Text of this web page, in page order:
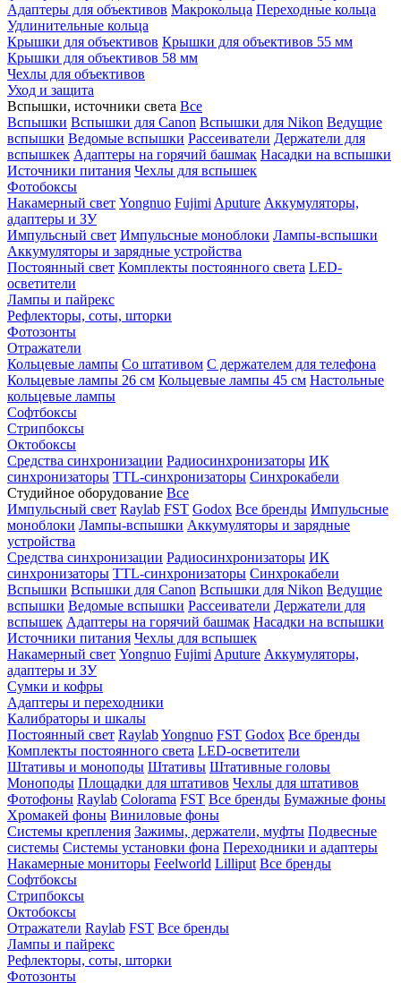
Адаптеры для объективов Макрокольца Переходные кольца
Удлинительные кольца
Крышки для объективов Крышки для объективов 55 мм
Крышки для объективов 58 мм
Чехлы для объективов
Уход и защита
Вспышки, источники света Все
Вспышки Вспышки для Canon Вспышки для Nikon Ведущие
вспышки Ведомые вспышки Рассеиватели Держатели для
вспышкек Адаптеры на горячий башмак Насадки на вспышки
Источники питания Чехлы для вспышек
Фотобоксы
Накамерный свет Yongnuo Fujimi Aputure Аккумуляторы,
адаптеры и ЗУ
Импульсный свет Импульсные моноблоки Лампы-вспышки
Аккумуляторы и зарядные устройства
Постоянный свет Комплекты постоянного света LED-
осветители
Лампы и пайрекс
Рефлекторы, соты, шторки
Фотозонты
Отражатели
Кольцевые лампы Со штативом С держателем для телефона
Кольцевые лампы 26 см Кольцевые лампы 45 см Настольные
кольцевые лампы
Софтбоксы
Стрипбоксы
Октобоксы
Средства синхронизации Радиосинхронизаторы ИК
синхронизаторы TTL-синхронизаторы Синхрокабели
Студийное оборудование Все
Импульсный свет Raylab FST Godox Все бренды Импульсные
моноблоки Лампы-вспышки Аккумуляторы и зарядные
устройства
Средства синхронизации Радиосинхронизаторы ИК
синхронизаторы TTL-синхронизаторы Синхрокабели
Вспышки Вспышки для Canon Вспышки для Nikon Ведущие
вспышки Ведомые вспышки Рассеиватели Держатели для
вспышек Адаптеры на горячий башмак Насадки на вспышки
Источники питания Чехлы для вспышек
Накамерный свет Yongnuo Fujimi Aputure Аккумуляторы,
адаптеры и ЗУ
Сумки и кофры
Адаптеры и переходники
Калибраторы и шкалы
Постоянный свет RaylabYongnuo FST Godox Все бренды
Комплекты постоянного света LED-осветители
Штативы и моноподы Штативы Штативные головы
Моноподы Площадки для штативов Чехлы для штативов
Фотофоны Raylab Colorama FST Все бренды Бумажные фоны
Хромакей фоны Виниловые фоны
Системы крепления Зажимы, держатели, муфты Подвесные
системы Системы установки фона Переходники и адаптеры
Накамерные мониторы Feelworld Lilliput Все бренды
Софтбоксы
Стрипбоксы
Октобоксы
Отражатели Raylab FST Все бренды
Лампы и пайрекс
Рефлекторы, соты, шторки
Фотозонты